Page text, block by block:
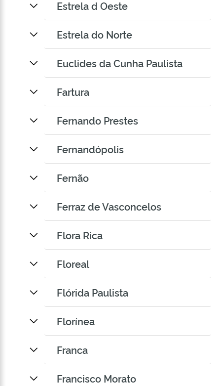
Estrela d Oeste
Estrela do Norte
Euclides da Cunha Paulista
Fartura
Fernando Prestes
Fernandópolis
Fernão
Ferraz de Vasconcelos
Flora Rica
Floreal
Flórida Paulista
Florínea
Franca
Francisco Morato